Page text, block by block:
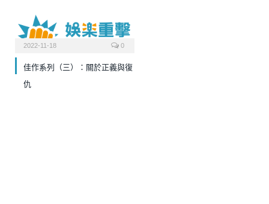
2022-11-18 0
佳作系列（三）：關於正義與復
仇